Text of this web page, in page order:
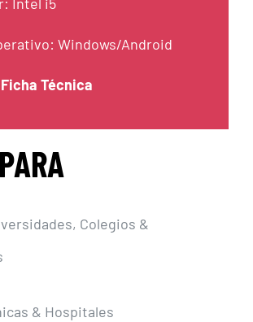
Windows/Android
Técnica
Colegios &
& Hospitales